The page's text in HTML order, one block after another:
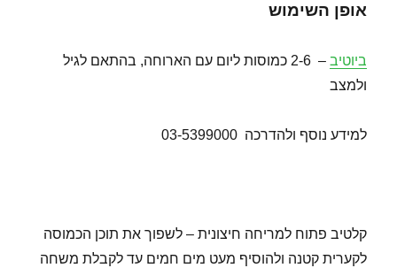
אופן השימוש
ביוטיב
– 2-6 כמוסות ליום עם הארוחה, בהתאם לגיל
ולמצב
למידע נוסף ולהדרכה 03-5399000
קלטיב פתוח למריחה חיצונית – לשפוך את תוכן הכמוסה
לקערית קטנה ולהוסיף מעט מים חמים עד לקבלת משחה